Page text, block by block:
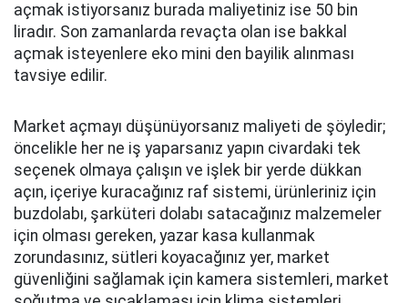
açmak istiyorsanız burada maliyetiniz ise 50 bin
liradır. Son zamanlarda revaçta olan ise bakkal
açmak isteyenlere eko mini den bayilik alınması
tavsiye edilir.
Market açmayı düşünüyorsanız maliyeti de şöyledir;
öncelikle her ne iş yaparsanız yapın civardaki tek
seçenek olmaya çalışın ve işlek bir yerde dükkan
açın, içeriye kuracağınız raf sistemi, ürünleriniz için
buzdolabı, şarküteri dolabı satacağınız malzemeler
için olması gereken, yazar kasa kullanmak
zorundasınız, sütleri koyacağınız yer, market
güvenliğini sağlamak için kamera sistemleri, market